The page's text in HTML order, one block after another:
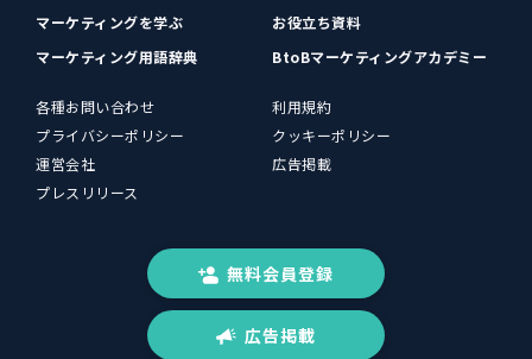
マーケティングを学ぶ
お役立ち資料
マーケティング用語辞典
BtoBマーケティングアカデミー
各種お問い合わせ
利用規約
プライバシーポリシー
クッキーポリシー
運営会社
広告掲載
プレスリリース
無料会員登録
広告掲載